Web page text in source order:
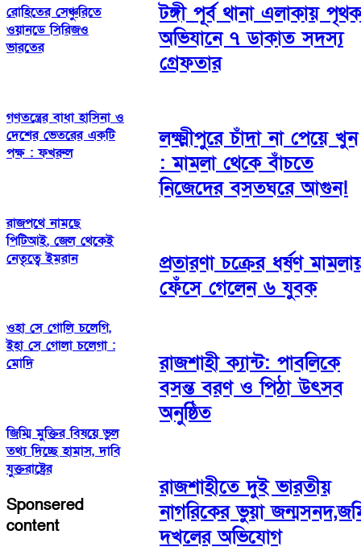
রোহিতের সেঞ্চুরিতে
ওয়ানডে সিরিজও
ভারতের
গণতন্ত্রের বাধা হাসিনা ও
দেশের ভেতরের একটি
পক্ষ : ফখরুল
রাজপথে নামছে
পিটিআই, জেল থেকেই
নেতৃত্বে ইমরান
ওহা সে গোলি চলেগি,
ইহা সে গোলা চলেগা :
মোদি
জিম্মি মুক্তির বিষয়ে ভুল
তথ্য দিচ্ছে হামাস, দাবি
যুক্তরাষ্ট্রের
Sponsered
content
টঙ্গী পূর্ব থানা এলাকায় পৃথক
অভিযানে ৭ ডাকাত সদস্য
গ্রেফতার
লক্ষ্মীপুরে চাঁদা না পেয়ে খুন
: মামলা থেকে বাঁচতে
নিজেদের বসতঘরে আগুন!
প্রতারণা চক্রের ধর্ষণ
ফেঁসে গেলেন ৬ যুবক
রাজশাহী ক্যান্ট: পাবলিকে
বসন্ত বরণ ও পিঠা উৎসব
অনুষ্ঠিত
রাজশাহীতে দুই ভারতীয়
নাগরিকের ভুয়া
দখলের অভিযোগ